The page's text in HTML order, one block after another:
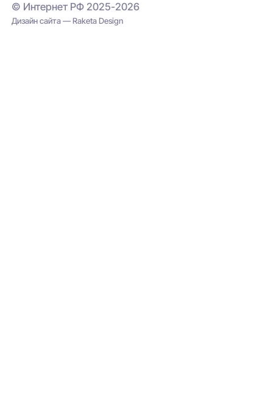
© Интернет РФ 2025-2026
Дизайн сайта — Raketa Design